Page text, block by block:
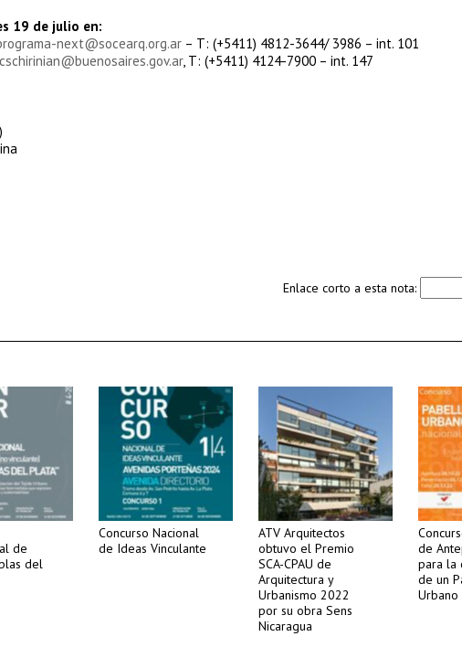
19 de julio en:
next@socearq.org.ar – T: (+5411) 4812-3644/ 3986 – int. 101
cschirinian@buenosaires.gov.ar, T: (+5411) 4124-7900 – int. 147
Enlace corto a esta nota:
de
del
Concurso Nacional
de Ideas Vinculante
ATV Arquitectos
obtuvo el Premio
SCA-CPAU de
Arquitectura y
Urbanismo 2022
por su obra Sens
Nicaragua
de
para la
de un
Urbano